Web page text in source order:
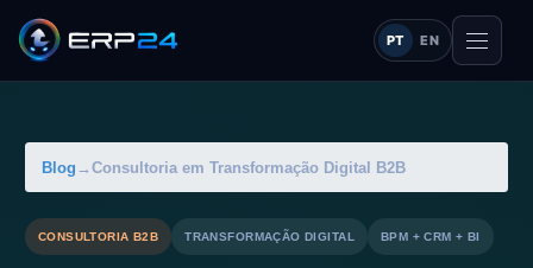
PT EN
Blog → Consultoria em Transformação Digital B2B
CONSULTORIA B2B TRANSFORMAÇÃO DIGITAL BPM + CRM + BI